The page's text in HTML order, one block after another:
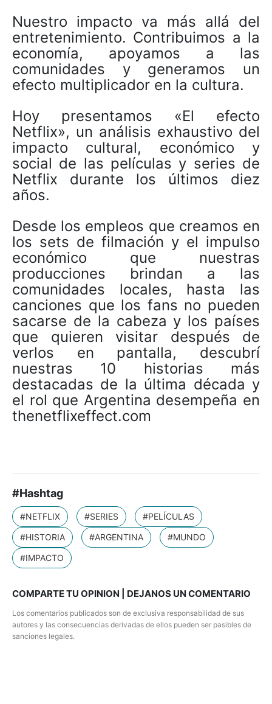
Nuestro impacto va más allá del
entretenimiento. Contribuimos a la
economía, apoyamos a las
comunidades y generamos un
efecto multiplicador en la cultura.
Hoy presentamos «El efecto
Netflix», un análisis exhaustivo del
impacto cultural, económico y
social de las películas y series de
Netflix durante los últimos diez
años.
Desde los empleos que creamos en
los sets de filmación y el impulso
económico que nuestras
producciones brindan a las
comunidades locales, hasta las
canciones que los fans no pueden
sacarse de la cabeza y los países
que quieren visitar después de
verlos en pantalla, descubrí
nuestras 10 historias más
destacadas de la última década y
el rol que Argentina desempeña en
thenetflixeffect.com
#Hashtag
#NETFLIX #SERIES
#PELÍCULAS
#HISTORIA
#ARGENTINA
#MUNDO
#IMPACTO
COMPARTE TU OPINION | DEJANOS UN COMENTARIO
Los comentarios publicados son de exclusiva responsabilidad de sus
autores y las consecuencias derivadas de ellos pueden ser pasibles de
sanciones legales.